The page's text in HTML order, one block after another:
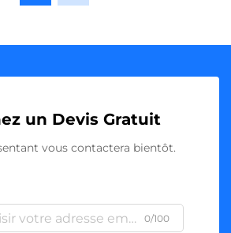
un Devis Gratuit
vous contactera bientôt.
0/100